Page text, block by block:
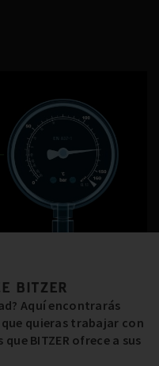
BITZER
Aquí encontrarás
quieras trabajar con
BITZER ofrece a sus